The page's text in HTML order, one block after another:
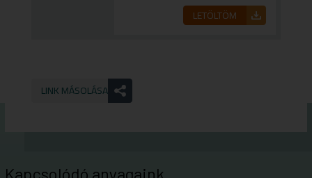
LETÖLTÖM
LINK MÁSOLÁSA
Kapcsolódó anyagaink